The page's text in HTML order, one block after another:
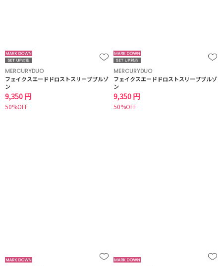
MERCURYDUO
フェイクスエードドロストスリーブブルゾ
ン
9,350 円
50%OFF
MERCURYDUO
フェイクスエードドロストスリーブブルゾ
ン
9,350 円
50%OFF